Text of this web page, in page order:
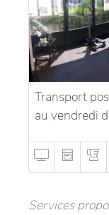
Transport
au vendredi
Services